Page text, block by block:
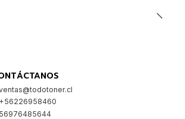
+56226958460
56976485644